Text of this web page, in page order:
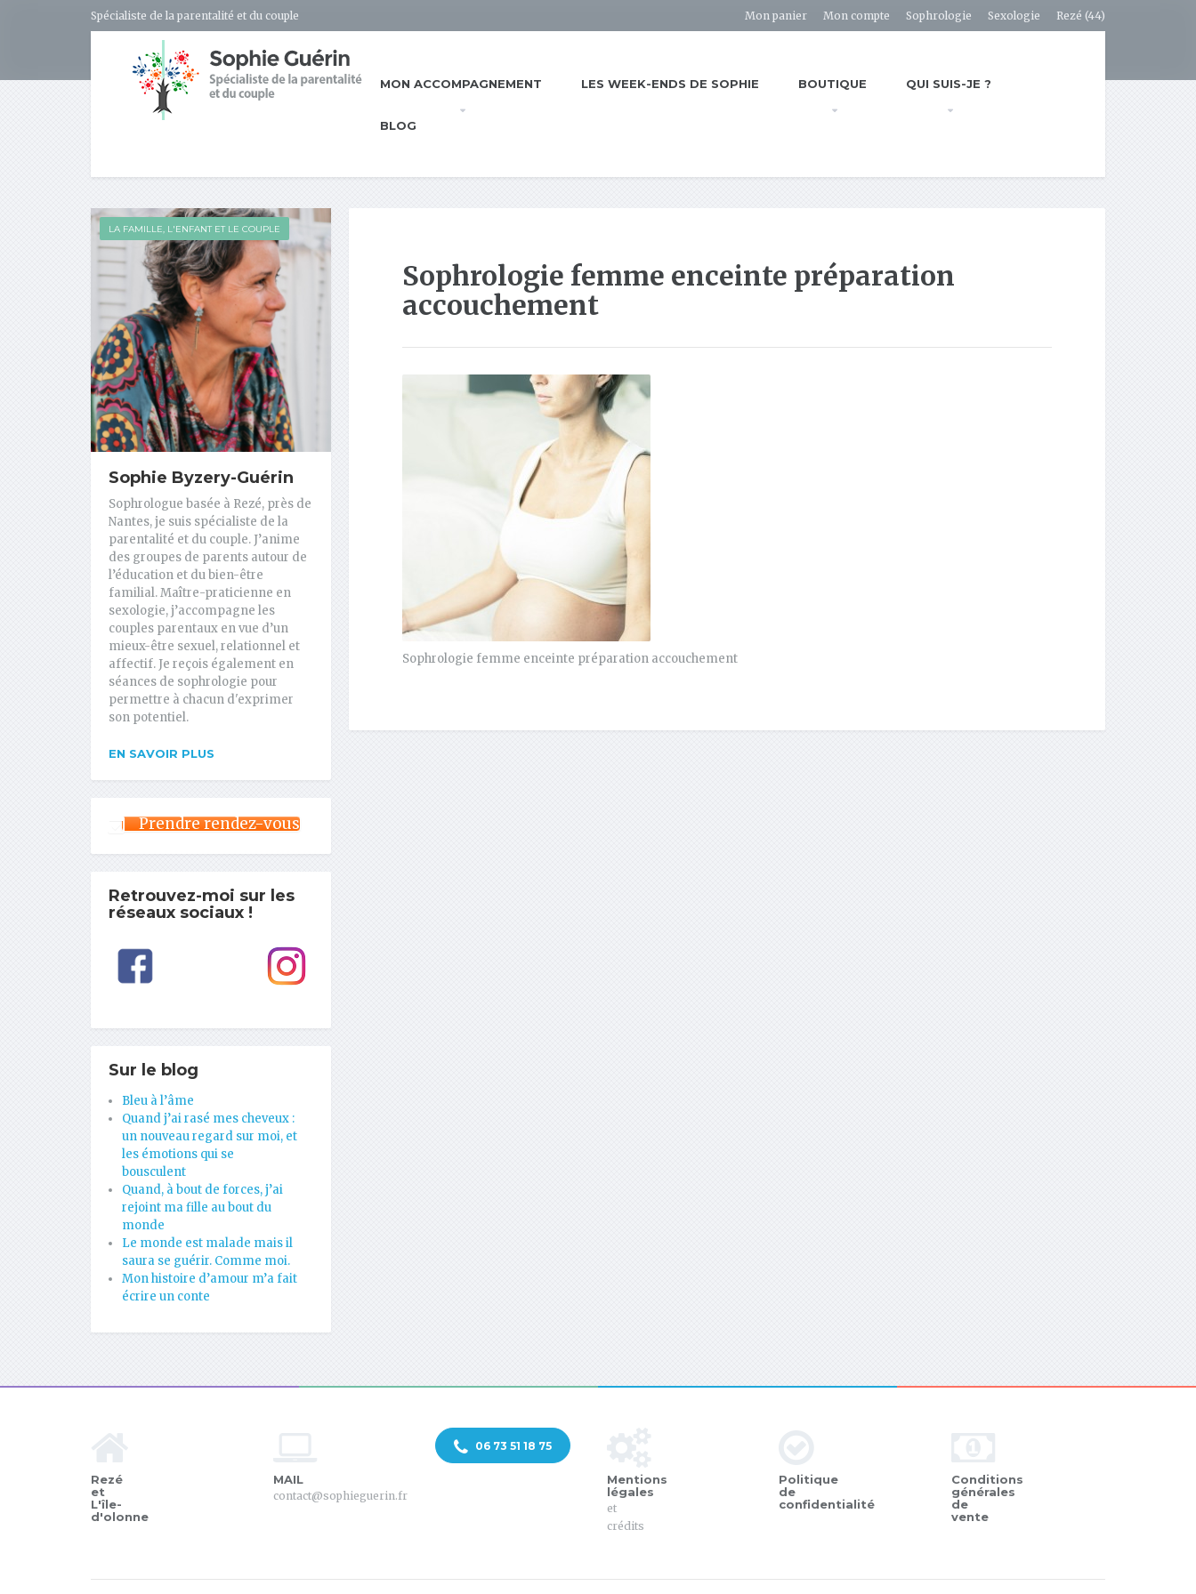
Spécialiste de la parentalité et du couple Mon panier Mon compte Sophrologie Sexologie Rezé (44)
MON ACCOMPAGNEMENT LES WEEK-ENDS DE SOPHIE BOUTIQUE QUI SUIS-JE ?
BLOG
Sophrologie femme enceinte préparation
accouchement
Sophrologie femme enceinte préparation accouchement
LA FAMILLE, L'ENFANT ET LE COUPLE
Sophie Byzery-Guérin
Sophrologue basée à Rezé, près de
Nantes, je suis spécialiste de la
parentalité et du couple. J’anime
des groupes de parents autour de
l’éducation et du bien-être
familial. Maître-praticienne en
sexologie, j’accompagne les
couples parentaux en vue d’un
mieux-être sexuel, relationnel et
affectif. Je reçois également en
séances de sophrologie pour
permettre à chacun d'exprimer
son potentiel.
EN SAVOIR PLUS
Prendre rendez-vous
Retrouvez-moi sur les
réseaux sociaux !
Sur le blog
Bleu à l’âme
Quand j’ai rasé mes cheveux :
un nouveau regard sur moi, et
les émotions qui se
bousculent
Quand, à bout de forces, j’ai
rejoint ma fille au bout du
monde
Le monde est malade mais il
saura se guérir. Comme moi.
Mon histoire d’amour m’a fait
écrire un conte
Rezé
et
L'île-
d'olonne
MAIL
contact@sophieguerin.fr
06 73 51 18 75
Mentions
légales
et
crédits
Politique
de
confidentialité
Conditions
générales
de
vente